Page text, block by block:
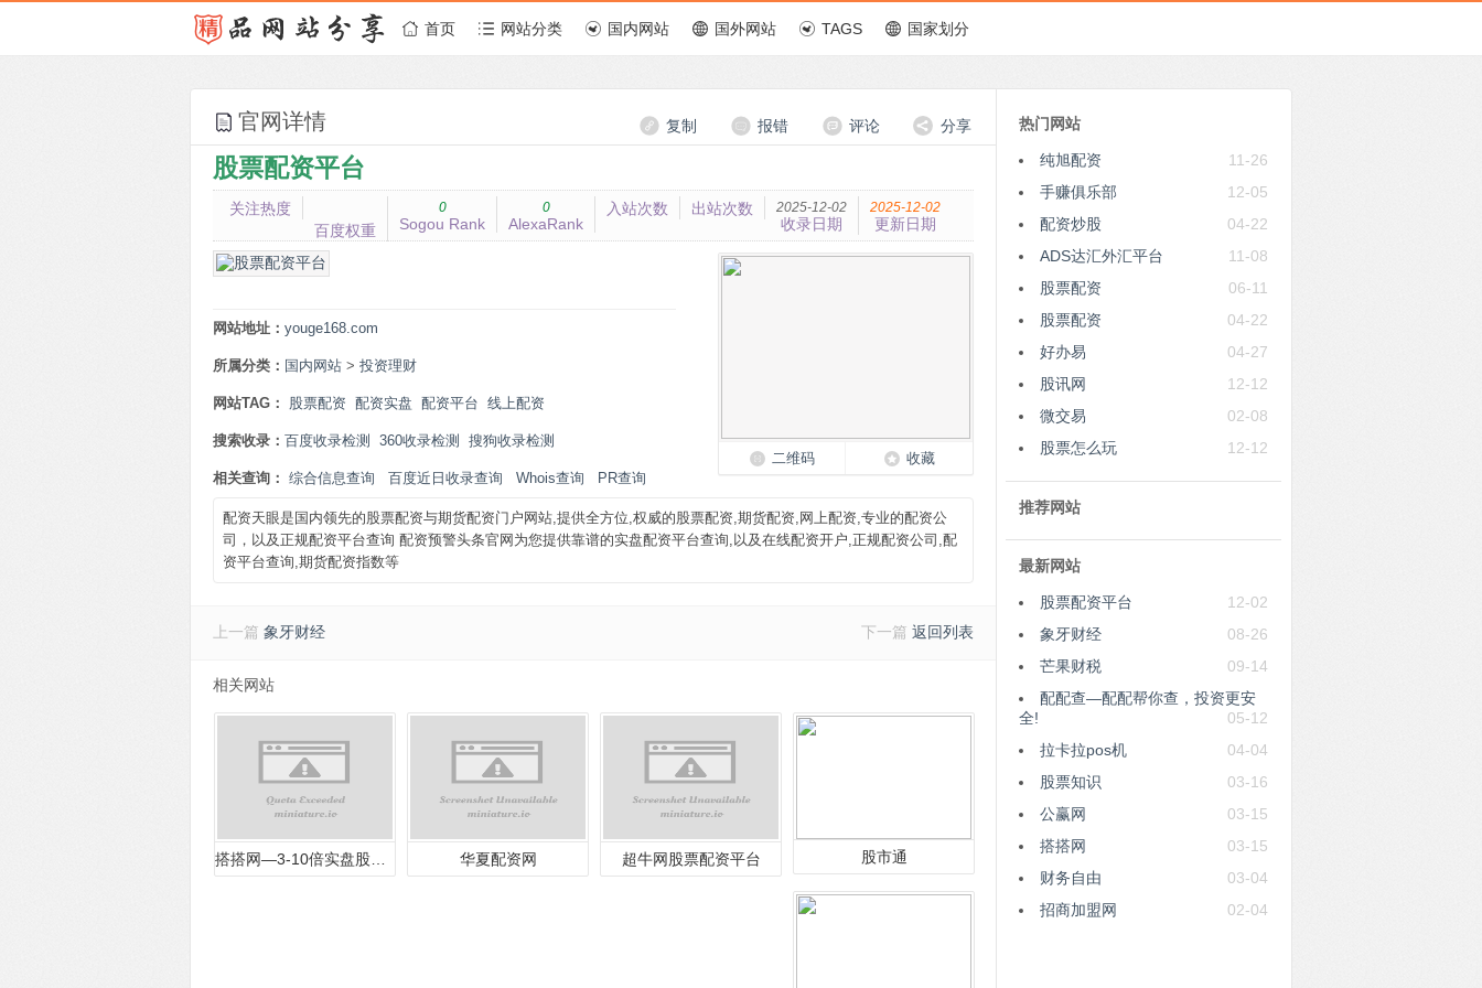
首页 网站分类 国内网站 国外网站 TAGS 国家划分
分享
评论
报错
复制
官网详情
股票配资平台
关注热度
百度权重
0
Sogou Rank
0
AlexaRank
入站次数 出站次数 2025-12-02
收录日期
2025-12-02
更新日期
网站地址： youge168.com
所属分类： 国内网站 > 投资理财
网站TAG： 股票配资 配资实盘 配资平台 线上配资
搜索收录： 百度收录检测 360收录检测 搜狗收录检测
相关查询： 综合信息查询 百度近日收录查询 Whois查询 PR查询
二维码 收藏
配资天眼是国内领先的股票配资与期货配资门户网站,提供全方位,权威的股票配资,期货配资,网上配资,专业的配资公
司，以及正规配资平台查询 配资预警头条官网为您提供靠谱的实盘配资平台查询,以及在线配资开户,正规配资公司,配
资平台查询,期货配资指数等
上一篇 象牙财经 下一篇 返回列表
相关网站
华夏配资网 超牛网股票配资平台 股市通
热门网站
纯旭配资
11-26
手赚俱乐部
12-05
配资炒股
04-22
ADS达汇外汇平台
11-08
股票配资
06-11
股票配资
04-22
好办易
04-27
股讯网
12-12
微交易
02-08
股票怎么玩
12-12
推荐网站
最新网站
股票配资平台
12-02
象牙财经
08-26
芒果财税
09-14
配配查—配配帮你查，投资更安
全!
05-12
拉卡拉pos机
04-04
股票知识
03-16
公赢网
03-15
搭搭网
03-15
财务自由
03-04
招商加盟网
02-04